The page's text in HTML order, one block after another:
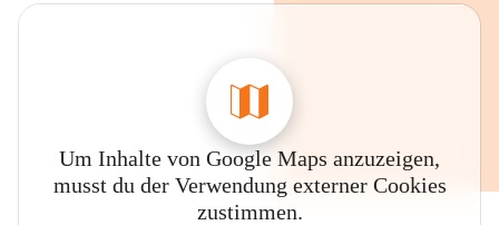
Um Inhalte von Google Maps anzuzeigen,
musst du der Verwendung externer Cookies
zustimmen.